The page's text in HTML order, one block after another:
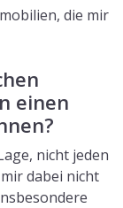
die mir
einen
nicht jeden
dabei nicht